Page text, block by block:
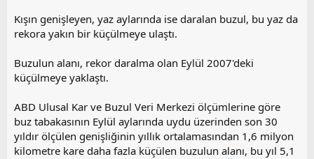
t
a
n
r
i
h
Kışın genişleyen, yaz aylarında ise daralan buzul, bu yaz da
rekora yakın bir küçülmeye ulaştı.
Buzulun alanı, rekor daralma olan Eylül 2007'deki
küçülmeye yaklaştı.
ABD Ulusal Kar ve Buzul Veri Merkezi ölçümlerine göre
buz tabakasının Eylül aylarında uydu üzerinden son 30
yıldır ölçülen genişliğinin yıllık ortalamasından 1,6 milyon
kilometre kare daha fazla küçülen buzulun alanı, bu yıl 5,1